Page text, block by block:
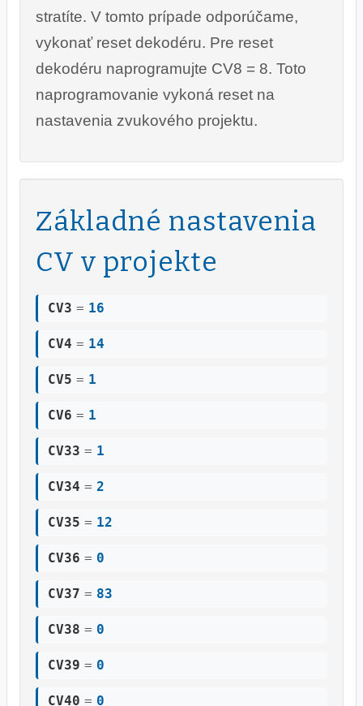
stratíte. V tomto prípade odporúčame,
vykonať reset dekodéru. Pre reset
dekodéru naprogramujte CV8 = 8. Toto
naprogramovanie vykoná reset na
nastavenia zvukového projektu.
Základné nastavenia
CV v projekte
CV3 = 16
CV4 = 14
CV5 = 1
CV6 = 1
CV33 = 1
CV34 = 2
CV35 = 12
CV36 = 0
CV37 = 83
CV38 = 0
CV39 = 0
CV40 = 0